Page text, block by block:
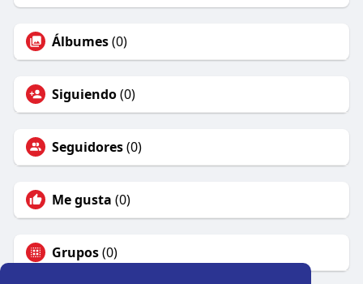
Álbumes(0)
Siguiendo(0)
Seguidores(0)
Me gusta (0)
Grupos(0)